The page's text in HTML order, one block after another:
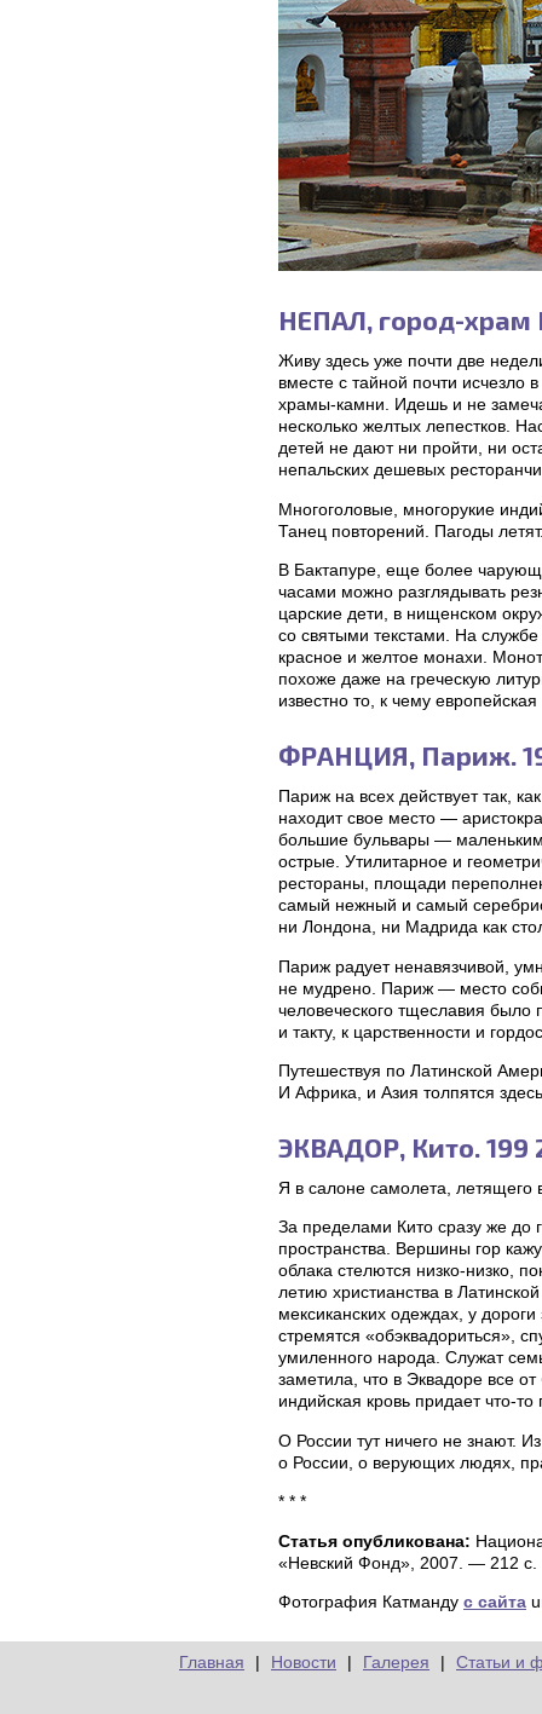
НЕПАЛ, город-храм
Живу здесь уже почти две
вместе с тайной почти
храмы-камни. Идешь и не
несколько желтых лепестков.
детей не дают ни пройти, ни
непальских дешевых
Многоголовые, многорукие
Танец повторений. Пагоды
В Бактапуре, еще более
часами можно разглядывать
царские дети, в нищенском
со святыми текстами. На
красное и желтое монахи.
похоже даже на греческую
известно то, к чему
ФРАНЦИЯ, Париж.
Париж на всех действует так,
находит свое место —
большие бульвары —
острые. Утилитарное и
рестораны, площади
самый нежный и самый
ни Лондона, ни Мадрида как
Париж радует ненавязчивой,
не мудрено. Париж — место
человеческого тщеславия
и такту, к царственности и
Путешествуя по Латинской
И Африка, и Азия толпятся
ЭКВАДОР, Кито. 199
Я в салоне самолета, летящего
За пределами Кито сразу же до
пространства. Вершины гор
облака стелются низко-низко,
летию христианства в
мексиканских одеждах, у
стремятся «обэквадориться»,
умиленного народа. Служат
заметила, что в Эквадоре все
индийская кровь придает что-
О России тут ничего не знают.
о России, о верующих людях,
* * *
Статья опубликована:
«Невский Фонд», 2007. — 212 с.
Фотография Катманду с сайта
Главная | Новости | Галерея | Статьи и